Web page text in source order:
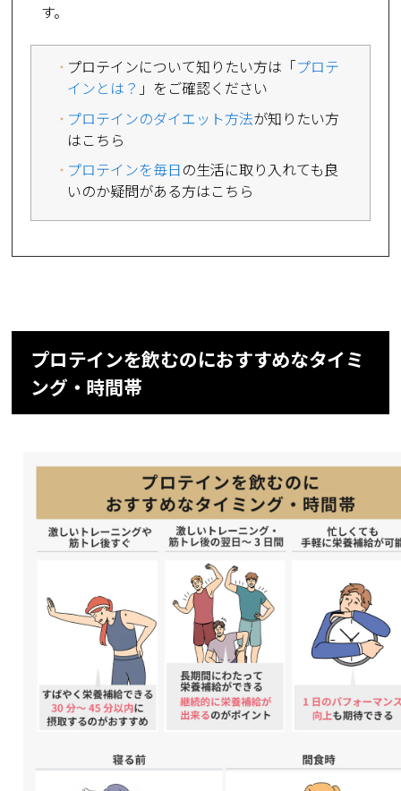
す。
プロテインについて知りたい方は「プロテ
インとは？ 」をご確認ください
プロテインのダイエット方法が知りたい方
はこちら
プロテインを毎日の生活に取り入れても良
いのか疑問がある方はこちら
プロテインを飲むのにおすすめなタイミ
ング・時間帯